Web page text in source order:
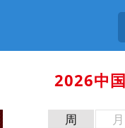
2026中
周 月